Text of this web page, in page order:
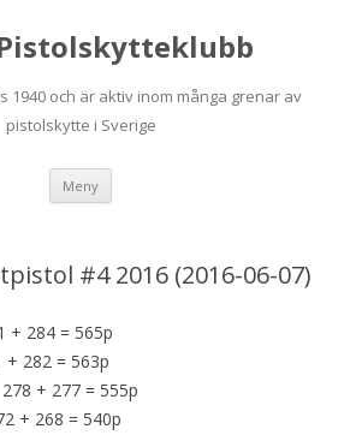
1940 och är aktiv inom många grenar av
pistolskytte i Sverige
Meny
#4 2016 (2016-06-07)
+ 284 = 565p
282 = 563p
+ 277 = 555p
+ 268 = 540p